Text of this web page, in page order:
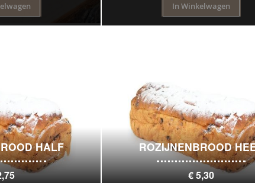
In Winkelwagen
HALF ROZIJNENBROOD
€ 5,30